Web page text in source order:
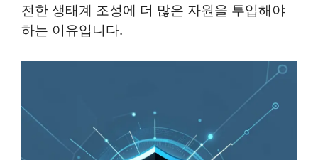
전한 생태계 조성에 더 많은 자원을 투입해야
하는 이유입니다.